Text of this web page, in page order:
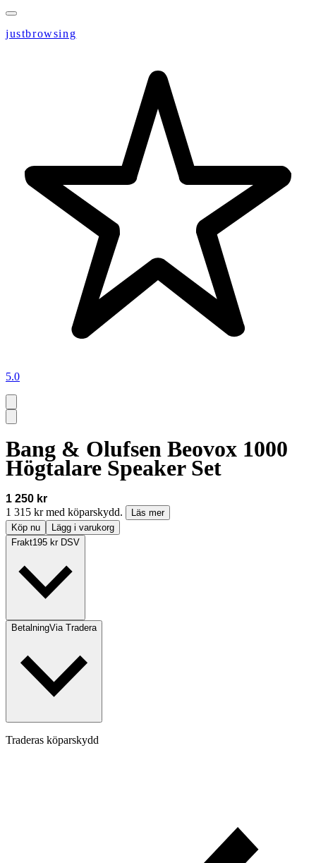
justbrowsing
5.0
Bang & Olufsen Beovox 1000
Högtalare Speaker Set
1 250 kr
1 315 kr med köparskydd.
Läs mer
Köp nu
Lägg i varukorg
Frakt195 kr DSV
BetalningVia Tradera
Traderas köparskydd